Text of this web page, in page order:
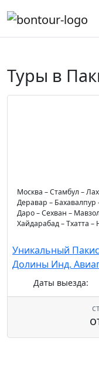
Туры в
Москва – Стамбул –
Деравар –
Даро – Сехван –
Хайдарабад – Тхатта
Уникальный
Долины Инд.
Даты выезда: